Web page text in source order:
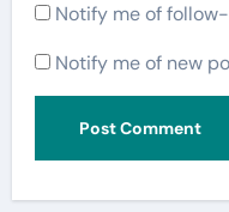
Notify me of
Notify me of new